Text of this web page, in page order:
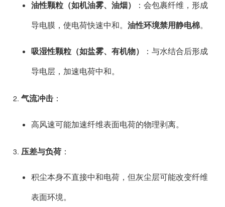
油性颗粒（如机油雾、油烟）
：会包裹纤维，形成
导电膜，使电荷快速中和。油性环境禁用静电棉。
吸湿性颗粒（如盐雾、有机物）
：与水结合后形成
导电层，加速电荷中和。
气流冲击 ：
高风速可能加速纤维表面电荷的物理剥离。
压差与负荷 ：
积尘本身不直接中和电荷，但灰尘层可能改变纤维
表面环境。